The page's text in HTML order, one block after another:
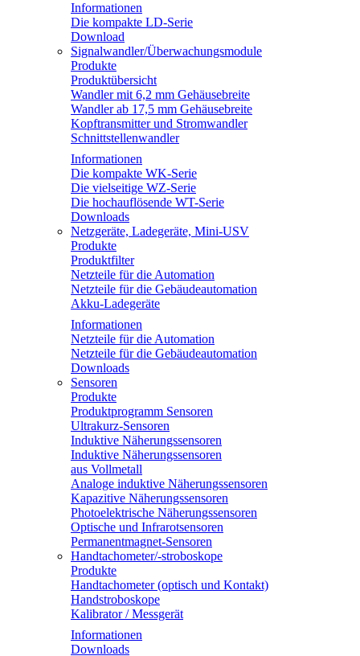
Informationen
Die kompakte LD-Serie
Download
Signalwandler/Überwachungsmodule
Produkte
Produktübersicht
Wandler mit 6,2 mm Gehäusebreite
Wandler ab 17,5 mm Gehäusebreite
Kopftransmitter und Stromwandler
Schnittstellenwandler
Informationen
Die kompakte WK-Serie
Die vielseitige WZ-Serie
Die hochauflösende WT-Serie
Downloads
Netzgeräte, Ladegeräte, Mini-USV
Produkte
Produktfilter
Netzteile für die Automation
Netzteile für die Gebäudeautomation
Akku-Ladegeräte
Informationen
Netzteile für die Automation
Netzteile für die Gebäudeautomation
Downloads
Sensoren
Produkte
Produktprogramm Sensoren
Ultrakurz-Sensoren
Induktive Näherungssensoren
Induktive Näherungssensoren
aus Vollmetall
Analoge induktive Näherungssensoren
Kapazitive Näherungssensoren
Photoelektrische Näherungssensoren
Optische und Infrarotsensoren
Permanentmagnet-Sensoren
Handtachometer/-stroboskope
Produkte
Handtachometer (optisch und Kontakt)
Handstroboskope
Kalibrator / Messgerät
Informationen
Downloads